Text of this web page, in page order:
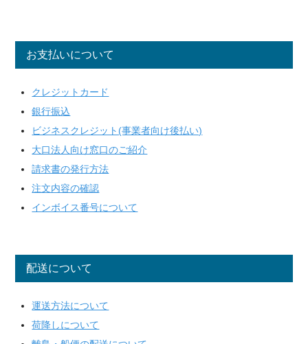
お支払いについて
クレジットカード
銀行振込
ビジネスクレジット(事業者向け後払い)
大口法人向け窓口のご紹介
請求書の発行方法
注文内容の確認
インボイス番号について
配送について
運送方法について
荷降しについて